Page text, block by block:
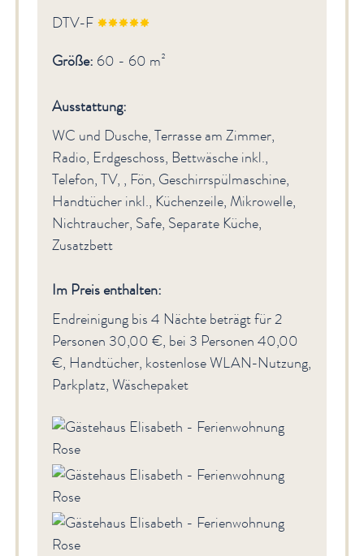
DTV-F
Größe: 60 - 60 m²
Ausstattung:
WC und Dusche, Terrasse am Zimmer,
Radio, Erdgeschoss, Bettwäsche inkl.,
Telefon, TV, , Fön, Geschirrspülmaschine,
Handtücher inkl., Küchenzeile, Mikrowelle,
Nichtraucher, Safe, Separate Küche,
Zusatzbett
Im Preis enthalten:
Endreinigung bis 4 Nächte beträgt für 2
Personen 30,00 €, bei 3 Personen 40,00
€, Handtücher, kostenlose WLAN-Nutzung,
Parkplatz, Wäschepaket